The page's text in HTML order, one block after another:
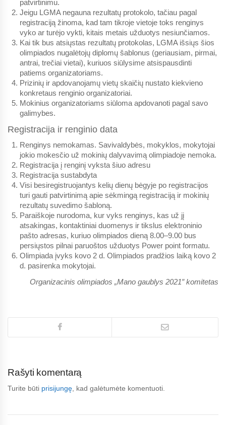
patvirtinimu.
Jeigu LGMA negauna rezultatų protokolo, tačiau pagal
registraciją žinoma, kad tam tikroje vietoje toks renginys
vyko ar turėjo vykti, kitais metais užduotys nesiunčiamos.
Kai tik bus atsiųstas rezultatų protokolas, LGMA išsiųs šios
olimpiados nugalėtojų diplomų šablonus (geriausiam, pirmai,
antrai, trečiai vietai), kuriuos siūlysime atsispausdinti
patiems organizatoriams.
Prizinių ir apdovanojamų vietų skaičių nustato kiekvieno
konkretaus renginio organizatoriai.
Mokinius organizatoriams siūloma apdovanoti pagal savo
galimybes.
Registracija ir renginio data
Renginys nemokamas. Savivaldybės, mokyklos, mokytojai
jokio mokesčio už mokinių dalyvavimą olimpiadoje nemoka.
Registracija į renginį vyksta šiuo adresu
Registracija sustabdyta
Visi besiregistruojantys kelių dienų bėgyje po registracijos
turi gauti patvirtinimą apie sėkmingą registraciją ir mokinių
rezultatų suvedimo šabloną.
Paraiškoje nurodoma, kur vyks renginys, kas už jį
atsakingas, kontaktiniai duomenys ir tikslus elektroninio
pašto adresas, kuriuo olimpiados dieną 8.00–9.00 bus
persiųstos pilnai paruoštos užduotys Power point formatu.
Olimpiada įvyks kovo 2 d. Olimpiados pradžios laiką kovo 2
d. pasirenka mokytojai.
Organizacinis olimpiados „Mano gaublys 2021″ komitetas
Rašyti komentarą
Turite būti prisijungę , kad galėtumėte komentuoti.